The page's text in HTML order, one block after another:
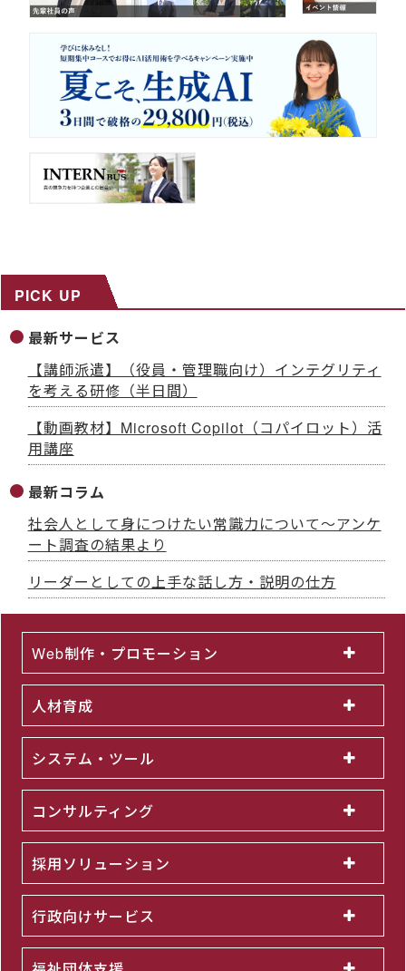
PICK UP
最新サービス
【講師派遣】（役員・管理職向け）インテグリティ
を考える研修（半日間）
【動画教材】Microsoft Copilot（コパイロット）活
用講座
最新コラム
社会人として身につけたい常識力について～アンケ
ート調査の結果より
リーダーとしての上手な話し方・説明の仕方
Web制作・プロモーション
人材育成
システム・ツール
コンサルティング
採用ソリューション
行政向けサービス